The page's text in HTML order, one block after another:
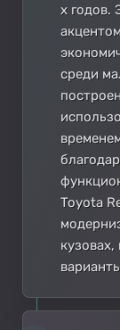
х годов.
среди
Toyota